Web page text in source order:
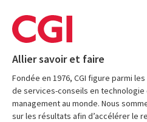
Allier savoir et faire
Fondée en 1976, CGI figure parmi
de services-conseils en technologie
management au monde. Nous
sur les résultats afin d’accélérer le